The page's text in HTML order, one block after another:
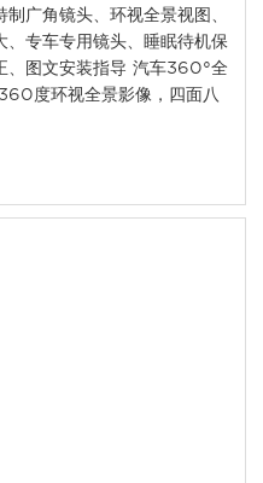
广角镜头、环视全景视图、
、专车专用镜头、睡眠待机保
、图文安装指导 汽车360°全
度环视全景影像，四面八